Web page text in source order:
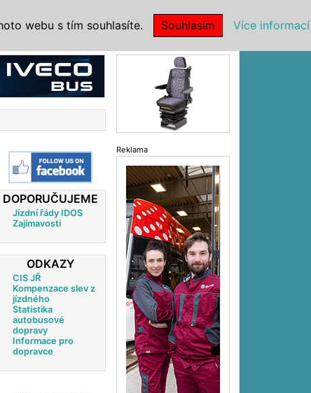
DOPORUČUJEME
Jízdní řády IDOS
Zajímavosti
ODKAZY
CIS JŘ
Kompenzace slev z
jízdného
Statistika
autobusové
dopravy
Informace pro
dopravce
Reklama
webu s tím souhlasíte. Souhlasím Více informací